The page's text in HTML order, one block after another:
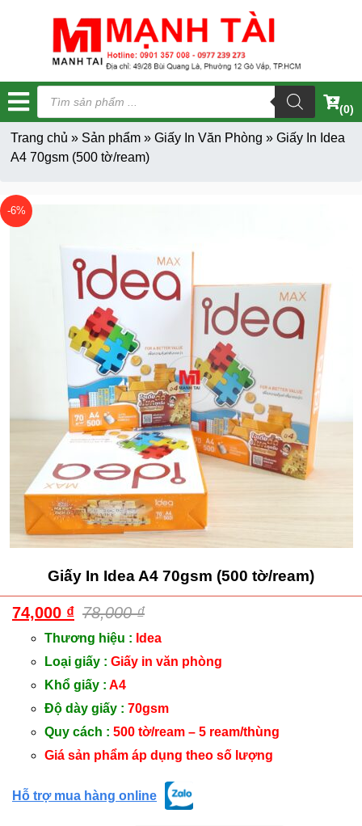
Tìm
kiếm
sản
phẩm
(0)
Trang chủ » Sản phẩm» Giấy In Văn Phòng » Giấy In Idea
A4 70gsm (500 tờ/ream)
-6%
Giấy In Idea A4 70gsm (500 tờ/ream)
78,000₫
74,000 ₫
Thương hiệu : Idea
Loại giấy : Giấy in văn phòng
Khổ giấy : A4
Độ dày giấy : 70gsm
Quy cách : 500 tờ/ream – 5 ream/thùng
Giá sản phẩm áp dụng theo số lượng
Hỗ trợ mua hàng online